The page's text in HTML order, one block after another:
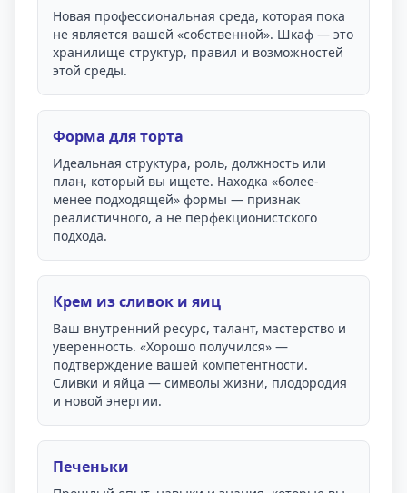
Новая профессиональная среда, которая пока
не является вашей «собственной». Шкаф — это
хранилище структур, правил и возможностей
этой среды.
Форма для торта
Идеальная структура, роль, должность или
план, который вы ищете. Находка «более-
менее подходящей» формы — признак
реалистичного, а не перфекционистского
подхода.
Крем из сливок и яиц
Ваш внутренний ресурс, талант, мастерство и
уверенность. «Хорошо получился» —
подтверждение вашей компетентности.
Сливки и яйца — символы жизни, плодородия
и новой энергии.
Печеньки